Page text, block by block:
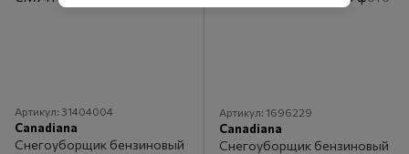
Артикул: 31404004
Canadiana
Снегоуборщик бензиновый
Артикул: 1696229
Canadiana
Снегоуборщик бензиновый